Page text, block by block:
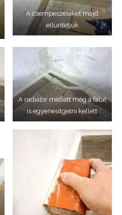
A csempeszéleket majd
eltüntetjük
A radiátor mellett még a falat
is egyenesítgetni kellett